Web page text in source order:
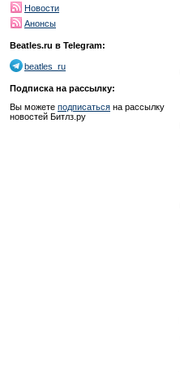
Новости
Анонсы
Beatles.ru в Telegram:
beatles_ru
Подписка на рассылку:
Вы можете подписаться на рассылку
новостей Битлз.ру